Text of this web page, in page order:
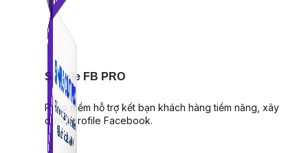
Simple FB PRO
Phần mềm hỗ trợ kết bạn khách hàng tiềm năng, xây
dựng profile Facebook.